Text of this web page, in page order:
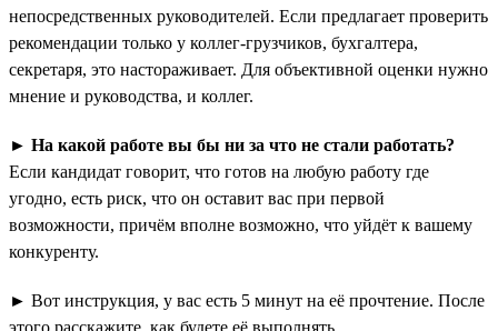
непосредственных руководителей. Если предлагает проверить
рекомендации только у коллег-грузчиков, бухгалтера,
секретаря, это настораживает. Для объективной оценки нужно
мнение и руководства, и коллег.
► На какой работе вы бы ни за что не стали работать?
Если кандидат говорит, что готов на любую работу где
угодно, есть риск, что он оставит вас при первой
возможности, причём вполне возможно, что уйдёт к вашему
конкуренту.
► Вот инструкция, у вас есть 5 минут на её прочтение. После
этого расскажите, как будете её выполнять.